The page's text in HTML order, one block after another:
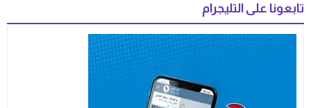
تابعونا على التليجرام